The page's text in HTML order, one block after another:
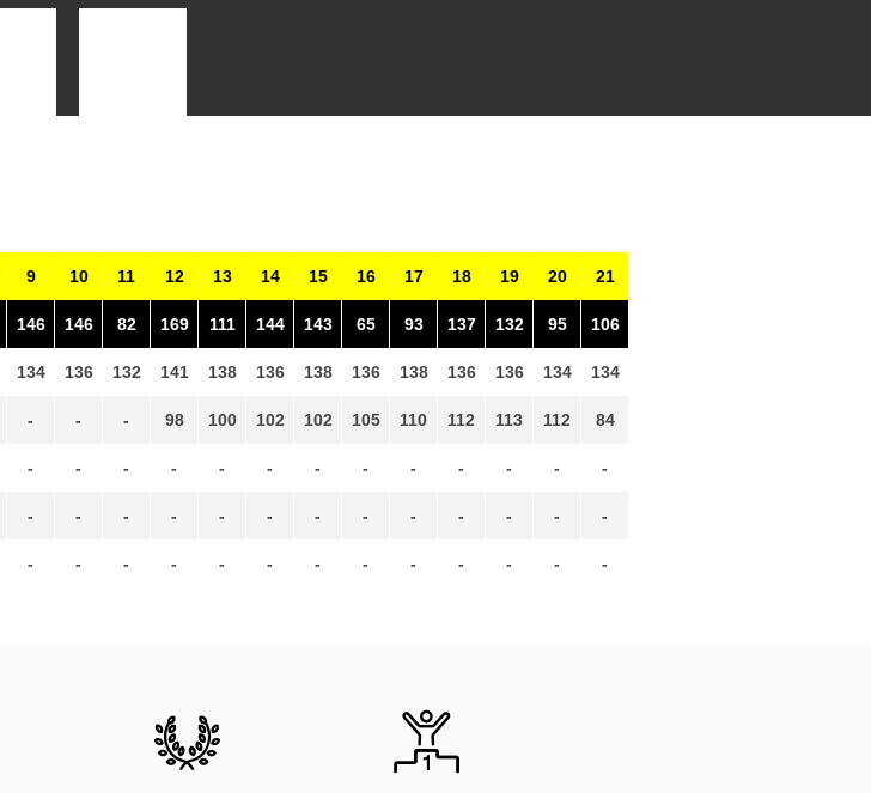
9
146
134
-
-
-
-
10
146
136
-
-
-
-
11
82
132
-
-
-
-
12
169
141
98
-
-
-
13
111
138
100
-
-
-
14
144
136
102
-
-
-
15
143
138
102
-
-
-
16
65
136
105
-
-
-
17
93
138
110
-
-
-
18
137
136
112
-
-
-
19
132
136
113
-
-
-
20
95
134
112
-
-
-
21
106
134
84
-
-
-